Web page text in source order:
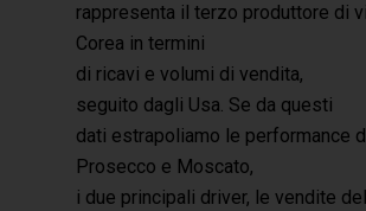
rappresenta il terzo produttore di
Corea in termini
di ricavi e volumi di vendita,
seguito dagli Usa. Se da questi
dati estrapoliamo le performance
Prosecco e Moscato,
i due principali driver, le vendite